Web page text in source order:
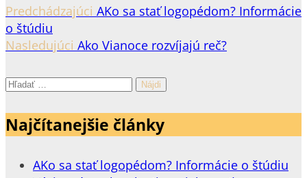
Predchádzajúci AKo sa stať logopédom? Informácie
o štúdiu
Nasledujúci Ako Vianoce rozvíjajú reč?
Hľadať:
Najčítanejšie články
AKo sa stať logopédom? Informácie o štúdiu